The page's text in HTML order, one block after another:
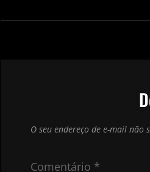
O seu endereço de e-mail não
Comentário *